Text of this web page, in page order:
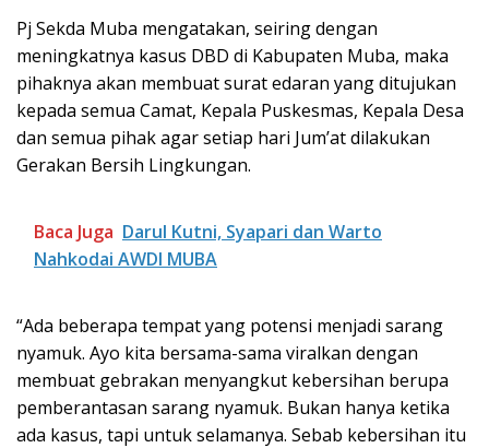
Pj Sekda Muba mengatakan, seiring dengan
meningkatnya kasus DBD di Kabupaten Muba, maka
pihaknya akan membuat surat edaran yang ditujukan
kepada semua Camat, Kepala Puskesmas, Kepala Desa
dan semua pihak agar setiap hari Jum’at dilakukan
Gerakan Bersih Lingkungan.
Baca Juga Darul Kutni, Syapari dan Warto
Nahkodai AWDI MUBA
“Ada beberapa tempat yang potensi menjadi sarang
nyamuk. Ayo kita bersama-sama viralkan dengan
membuat gebrakan menyangkut kebersihan berupa
pemberantasan sarang nyamuk. Bukan hanya ketika
ada kasus, tapi untuk selamanya. Sebab kebersihan itu